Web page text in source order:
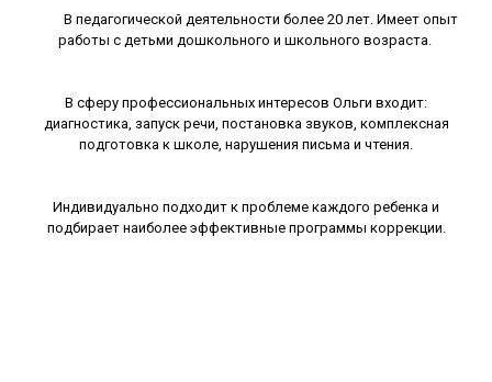
В педагогической деятельности более 20 лет. Имеет опыт
работы с детьми дошкольного и школьного возраста.
В сферу профессиональных интересов Ольги входит:
диагностика, запуск речи, постановка звуков, комплексная
подготовка к школе, нарушения письма и чтения.
Индивидуально подходит к проблеме каждого ребенка и
подбирает наиболее эффективные программы коррекции.